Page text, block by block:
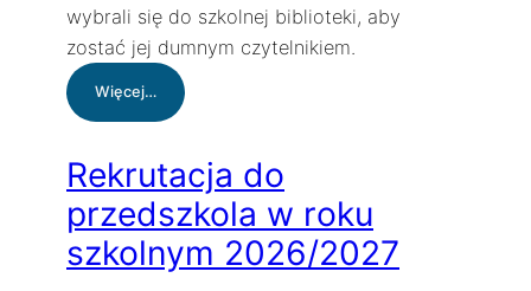
wybrali się do szkolnej biblioteki, aby
zostać jej dumnym czytelnikiem.
Więcej…:
Lekcja
Rekrutacja do
przedszkola w roku
szkolnym 2026/2027